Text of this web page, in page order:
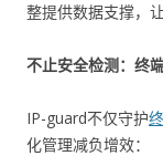
整提供数据支撑，
不止安全检测：终
IP-guard不仅守护
化管理减负增效：